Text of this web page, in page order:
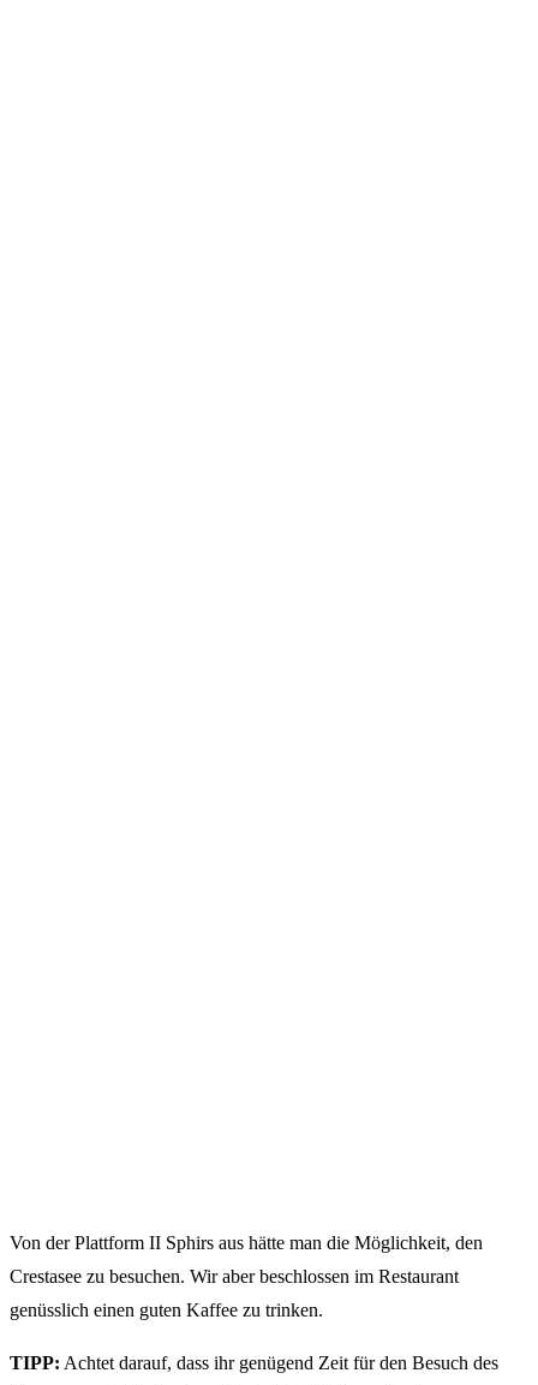
Von der Plattform II Sphirs aus hätte man die Möglichkeit, den
Crestasee zu besuchen. Wir aber beschlossen im Restaurant
genüsslich einen guten Kaffee zu trinken.
TIPP: Achtet darauf, dass ihr genügend Zeit für den Besuch des